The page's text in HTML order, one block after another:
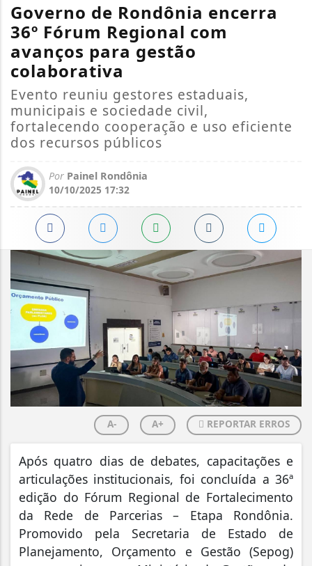
Governo de Rondônia encerra
36º Fórum Regional com
avanços para gestão
colaborativa
Evento reuniu gestores estaduais,
municipais e sociedade civil,
fortalecendo cooperação e uso eficiente
dos recursos públicos
Por Painel Rondônia
10/10/2025 17:32
A- A+ REPORTAR ERROS
Após quatro dias de debates, capacitações e
articulações institucionais, foi concluída a 36ª
edição do Fórum Regional de Fortalecimento
da Rede de Parcerias – Etapa Rondônia.
Promovido pela Secretaria de Estado de
Planejamento, Orçamento e Gestão (Sepog)